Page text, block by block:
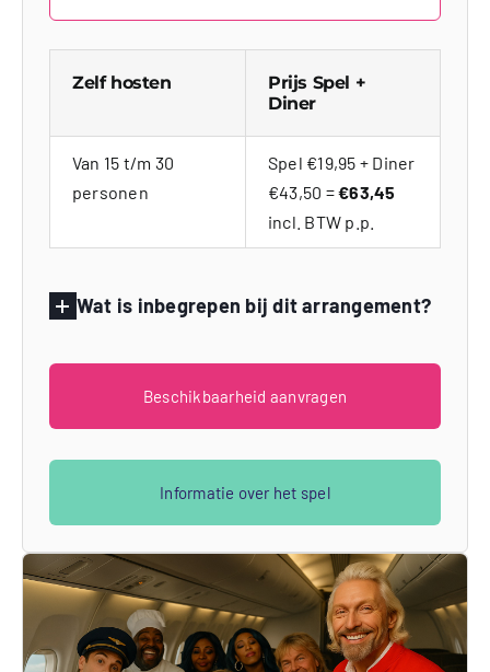
Zelf hosten
Prijs Spel +
Diner
Van 15 t/m 30
personen
Spel €19,95 + Diner
€43,50 =€63,45
incl. BTW p.p.
Wat is inbegrepen bij dit arrangement?
Beschikbaarheid aanvragen
Informatie over het spel